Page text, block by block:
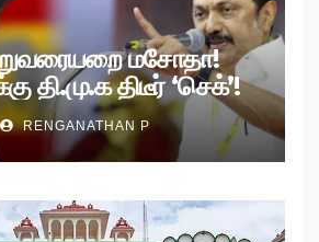
மசோதா!
தி.மு.க திடீர் ‘செக்’!
RENGANATHAN P